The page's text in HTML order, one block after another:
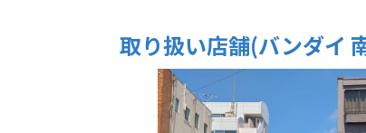
取り扱い店舗(バンダイ